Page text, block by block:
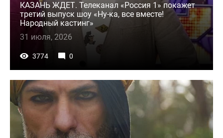
КАЗАНЬ ЖДЕТ. Телеканал «Россия 1» покажет
третий выпуск шоу «Ну-ка, все вместе!
Народный кастинг»
31 июля, 2026
3774 0